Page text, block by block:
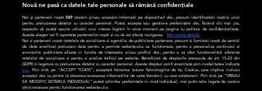
deparinti.ro
medicool.ro
observatornews.ro
spynews.ro
Nouă ne pasă ca datele tale personale să rămână confidențiale
Noi și partenerii noștri589 stocăm și/sau accesăm informații pe dispozitivul dvs., precum identificatorii cookie unici
pentru prelucrarea datelor cu caracter personal. Puteți accepta sau gestiona preferințele dvs. făcând clic mai jos,
respectiv vă puteți opune utilizării unui interes legitim în orice moment pe pagina cu politica de confidențialitate.
Aceste alegeri vor fi raportate partenerilor noștri și nu vă vor afecta navigarea. Mai multe detalii
Noi si partenerii nostri (retelele de socializare si agentiile de publicitate partenere, precum si furnizorii nostri de servicii
de date analitice) prelucram date pentru a permite website-ului sa functioneze, pentru a personaliza continutul si
anunturile publicitare afisate in functie de interesele si/sau profilul dvs., pentru a va oferi functionalitati aferente
retelelor de socializare si pentru a analiza traficul pe website. Beneficiati de drepturile prevazute de art. 15-22 din
GDPR in legatura cu prelucrarea datelor cu caracter personal. Aceste drepturi pot fi exercitate prin modalitatea indicata
aici. Prin click pe “ACCEPT TOATE”, acceptati folosirea tuturor Tehnologiilor de tip Cookie, care implica inclusiv
acceptul dvs. cu privire la stocarea/accesarea informatiilor de catre Vendor-ii cu care colaboram. Prin click pe “VREAU
SA MODIFIC SETARILE INDIVIDUAL” puteti schimba preferintele in mod individual, mai putin cele legate de cookie
strict necesare pentru functionarea website-ului.